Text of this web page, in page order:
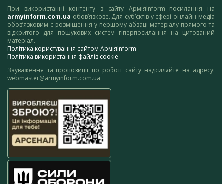
При використанні контенту з сайту АрміяInform посилання на
armyinform.com.ua обов’язкове. Для суб’єктів у сфері онлайн-медіа
обов’язковим є розміщення у першому абзаці матеріалу прямого та
відкритого для пошукових систем гіперпосилання на цитований
матеріал.
Політика користування сайтом АрміяInform
Політика використання файлів cookie
Зауваження та пропозиції по роботі сайту надсилайте на адресу:
webmaster@armyinform.com.ua